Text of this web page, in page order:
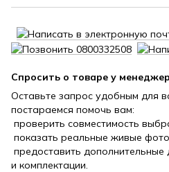
Спросить о товаре у
Оставьте запрос удобным для
постараемся помочь вам:
проверить совместимость
показать реальные живые
предоставить
и комплектации.